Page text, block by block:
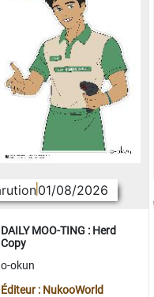
01/08/2026
DAILY MOO-TING : Herd
Copy
o-okun
Éditeur : NukooWorld